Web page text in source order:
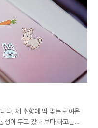
다. 정작 제일 가까운 남편에게는
이 노력하듯 저도
사랑을 가정에서부터
선언’을 한 뒤로 하루도
자 저는 딸과 함께 아침마다
이고…
다. 제 취향에 딱 맞는 귀여운
생이 두고 갔나 보다 하고는